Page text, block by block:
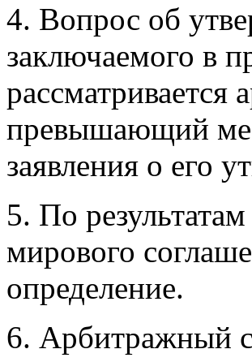
4. Вопрос об
заключаемого в
превышающий
заявления о его
5. По
мирового
определение.
6. Арбитражный